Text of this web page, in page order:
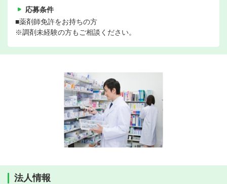
応募条件
■薬剤師免許をお持ちの方
※調剤未経験の方もご相談ください。
法人情報